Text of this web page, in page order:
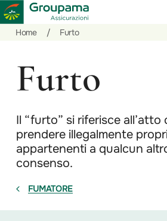
Salta
Privati
Home
/ Furto
Furto
Il “furto” si riferisce all’atto
prendere illegalmente
appartenenti a qualcun
consenso.
FUMATORE